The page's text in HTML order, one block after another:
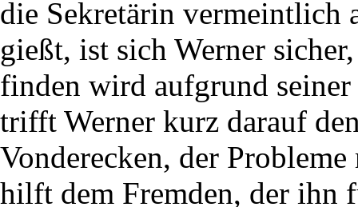
die Sekretärin vermeintlich
gießt, ist sich Werner
finden wird aufgrund
trifft Werner kurz darauf
Vonderecken, der
hilft dem Fremden, der ihn